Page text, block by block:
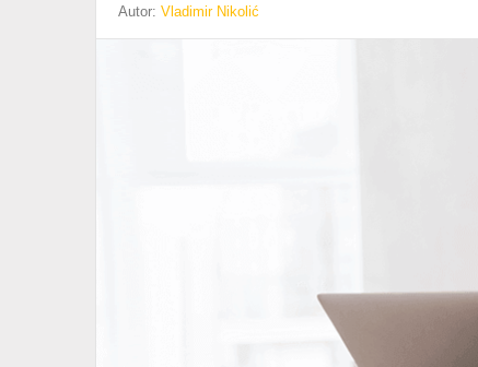
Autor: Vladimir Nikolić